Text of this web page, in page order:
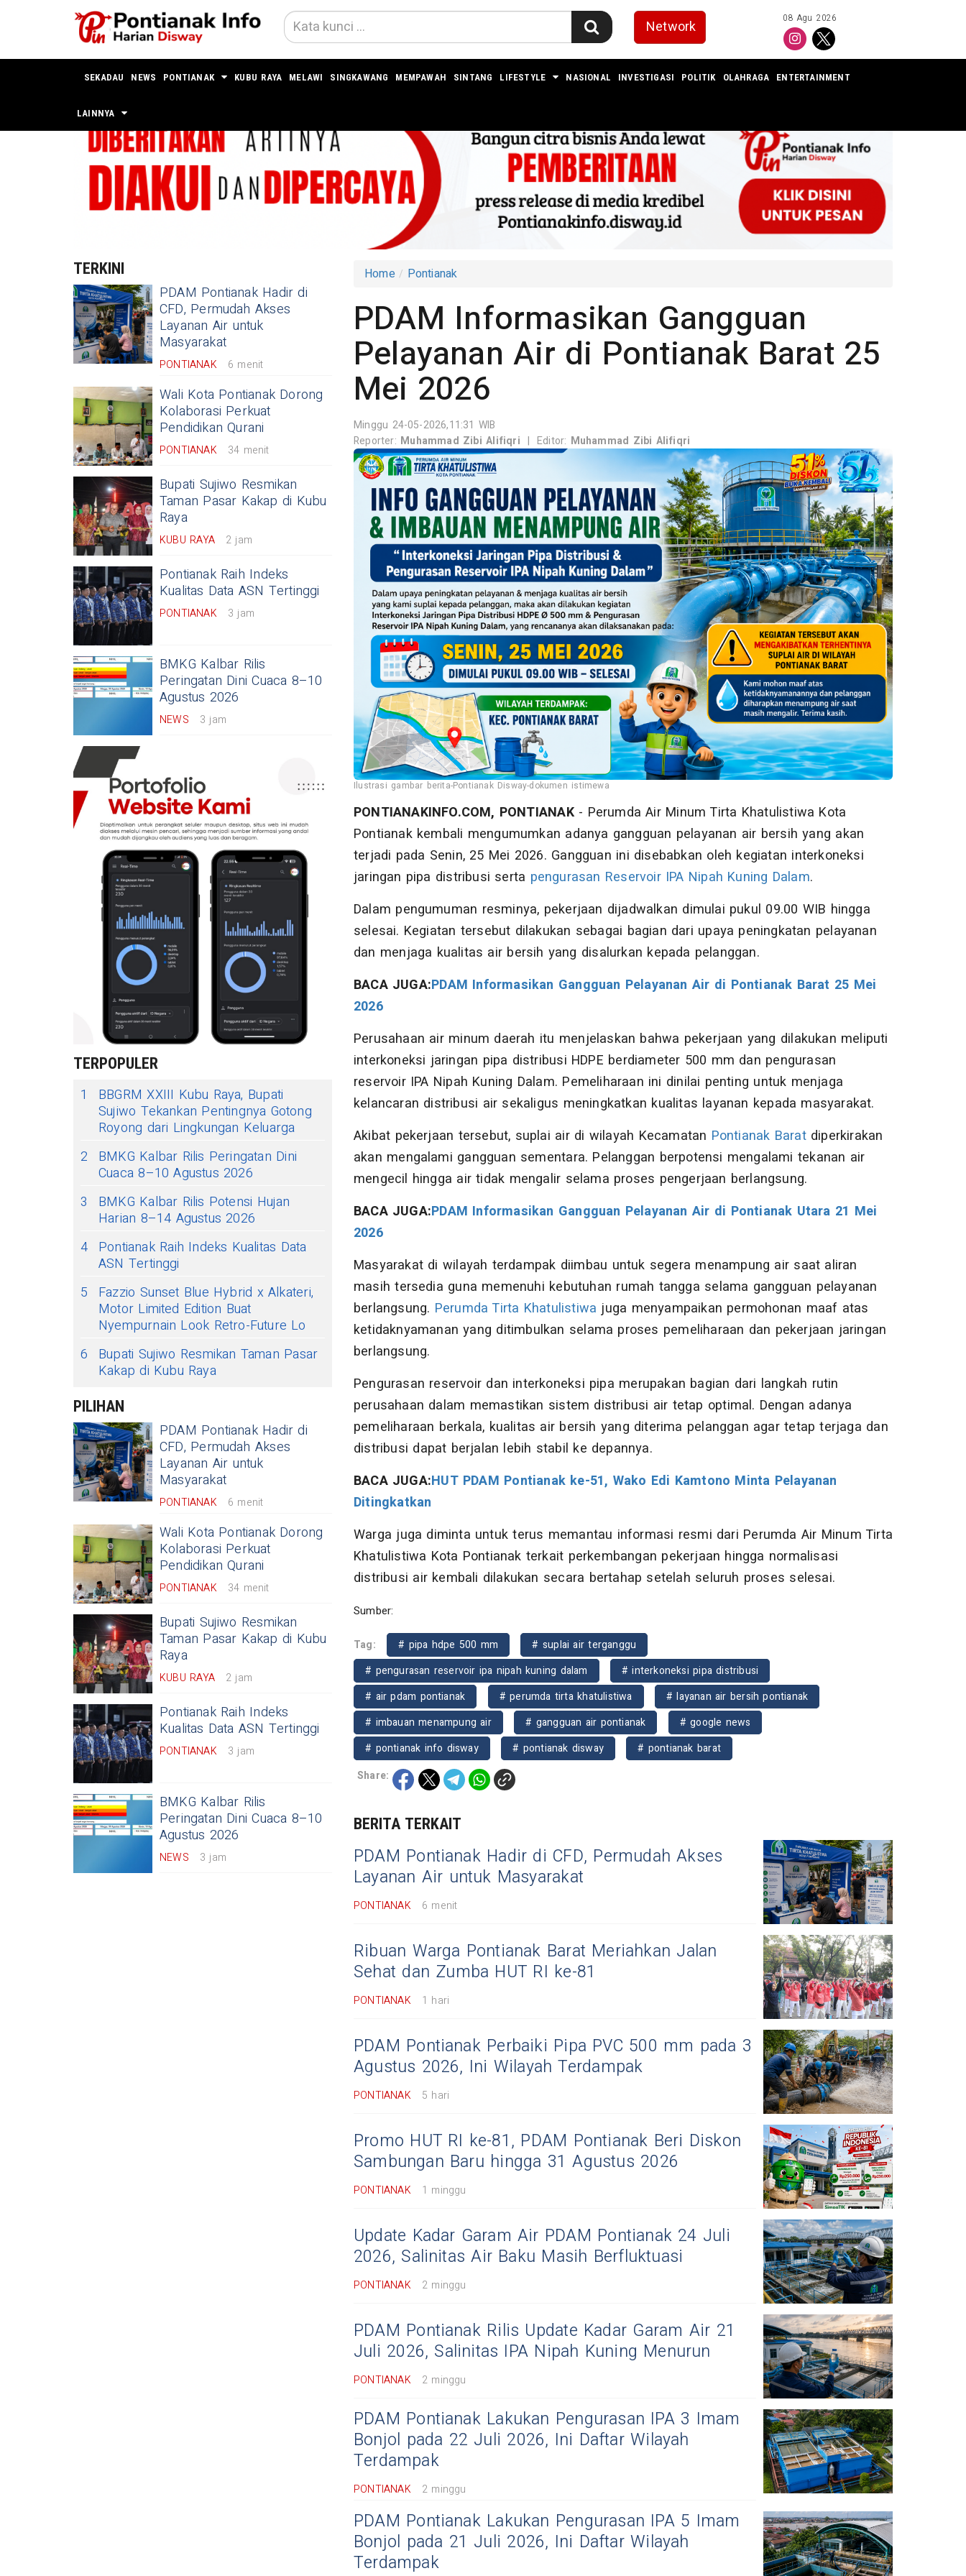
Network 08 Agu 2026
SEKADAU NEWS PONTIANAK KUBU RAYA MELAWI SINGKAWANG MEMPAWAH SINTANG LIFESTYLE NASIONAL INVESTIGASI POLITIK OLAHRAGA ENTERTAINMENT
LAINNYA
TERKINI
PDAM Pontianak Hadir di
CFD, Permudah Akses
Layanan Air untuk
Masyarakat
PONTIANAK 6 menit
Wali Kota Pontianak Dorong
Kolaborasi Perkuat
Pendidikan Qurani
PONTIANAK 34 menit
Bupati Sujiwo Resmikan
Taman Pasar Kakap di Kubu
Raya
KUBU RAYA 2 jam
Pontianak Raih Indeks
Kualitas Data ASN Tertinggi
PONTIANAK 3 jam
BMKG Kalbar Rilis
Peringatan Dini Cuaca 8–10
Agustus 2026
NEWS 3 jam
TERPOPULER
1
BBGRM XXIII Kubu Raya, Bupati
Sujiwo Tekankan Pentingnya Gotong
Royong dari Lingkungan Keluarga
2
BMKG Kalbar Rilis Peringatan Dini
Cuaca 8–10 Agustus 2026
3
BMKG Kalbar Rilis Potensi Hujan
Harian 8–14 Agustus 2026
4 Pontianak Raih Indeks Kualitas Data
ASN Tertinggi
5
Fazzio Sunset Blue Hybrid x Alkateri,
Motor Limited Edition Buat
Nyempurnain Look Retro-Future Lo
6
Bupati Sujiwo Resmikan Taman Pasar
Kakap di Kubu Raya
PILIHAN
PDAM Pontianak Hadir di
CFD, Permudah Akses
Layanan Air untuk
Masyarakat
PONTIANAK 6 menit
Wali Kota Pontianak Dorong
Kolaborasi Perkuat
Pendidikan Qurani
PONTIANAK 34 menit
Bupati Sujiwo Resmikan
Taman Pasar Kakap di Kubu
Raya
KUBU RAYA 2 jam
Pontianak Raih Indeks
Kualitas Data ASN Tertinggi
PONTIANAK 3 jam
BMKG Kalbar Rilis
Peringatan Dini Cuaca 8–10
Agustus 2026
NEWS 3 jam
Home Pontianak
PDAM Informasikan Gangguan
Pelayanan Air di Pontianak Barat 25
Mei 2026
Minggu 24-05-2026,11:31 WIB
Reporter: Muhammad Zibi Alifiqri | Editor: Muhammad Zibi Alifiqri
Ilustrasi gambar berita-Pontianak Disway-dokumen istimewa
PONTIANAKINFO.COM, PONTIANAK- Perumda Air Minum Tirta Khatulistiwa Kota
Pontianak kembali mengumumkan adanya gangguan pelayanan air bersih yang akan
terjadi pada Senin, 25 Mei 2026. Gangguan ini disebabkan oleh kegiatan interkoneksi
jaringan pipa distribusi serta pengurasan Reservoir IPA Nipah Kuning Dalam.
Dalam pengumuman resminya, pekerjaan dijadwalkan dimulai pukul 09.00 WIB hingga
selesai. Kegiatan tersebut dilakukan sebagai bagian dari upaya peningkatan pelayanan
dan menjaga kualitas air bersih yang disalurkan kepada pelanggan.
BACA JUGA:PDAM Informasikan Gangguan Pelayanan Air di Pontianak Barat 25 Mei
2026
Perusahaan air minum daerah itu menjelaskan bahwa pekerjaan yang dilakukan meliputi
interkoneksi jaringan pipa distribusi HDPE berdiameter 500 mm dan pengurasan
reservoir IPA Nipah Kuning Dalam. Pemeliharaan ini dinilai penting untuk menjaga
kelancaran distribusi air sekaligus meningkatkan kualitas layanan kepada masyarakat.
Akibat pekerjaan tersebut, suplai air di wilayah Kecamatan Pontianak Baratdiperkirakan
akan mengalami gangguan sementara. Pelanggan berpotensi mengalami tekanan air
mengecil hingga air tidak mengalir selama proses pengerjaan berlangsung.
BACA JUGA:PDAM Informasikan Gangguan Pelayanan Air di Pontianak Utara 21 Mei
2026
Masyarakat di wilayah terdampak diimbau untuk segera menampung air saat aliran
masih tersedia guna memenuhi kebutuhan rumah tangga selama gangguan pelayanan
berlangsung. Perumda Tirta Khatulistiwa juga menyampaikan permohonan maaf atas
ketidaknyamanan yang ditimbulkan selama proses pemeliharaan dan pekerjaan jaringan
berlangsung.
Pengurasan reservoir dan interkoneksi pipa merupakan bagian dari langkah rutin
perusahaan dalam memastikan sistem distribusi air tetap optimal. Dengan adanya
pemeliharaan berkala, kualitas air bersih yang diterima pelanggan agar tetap terjaga dan
distribusi dapat berjalan lebih stabil ke depannya.
BACA JUGA:HUT PDAM Pontianak ke-51, Wako Edi Kamtono Minta Pelayanan
Ditingkatkan
Warga juga diminta untuk terus memantau informasi resmi dari Perumda Air Minum Tirta
Khatulistiwa Kota Pontianak terkait perkembangan pekerjaan hingga normalisasi
distribusi air kembali dilakukan secara bertahap setelah seluruh proses selesai.
Sumber:
Tag: # pipa hdpe 500 mm
# suplai air terganggu
# pengurasan reservoir ipa nipah kuning dalam
# interkoneksi pipa distribusi
# air pdam pontianak
# perumda tirta khatulistiwa
# layanan air bersih pontianak
# imbauan menampung air
# gangguan air pontianak
# google news
# pontianak info disway
# pontianak disway
# pontianak barat
Share:
BERITA TERKAIT
PDAM Pontianak Hadir di CFD, Permudah Akses
Layanan Air untuk Masyarakat
PONTIANAK 6 menit
Ribuan Warga Pontianak Barat Meriahkan Jalan
Sehat dan Zumba HUT RI ke-81
PONTIANAK 1 hari
PDAM Pontianak Perbaiki Pipa PVC 500 mm pada 3
Agustus 2026, Ini Wilayah Terdampak
PONTIANAK 5 hari
Promo HUT RI ke-81, PDAM Pontianak Beri Diskon
Sambungan Baru hingga 31 Agustus 2026
PONTIANAK 1 minggu
Update Kadar Garam Air PDAM Pontianak 24 Juli
2026, Salinitas Air Baku Masih Berfluktuasi
PONTIANAK 2 minggu
PDAM Pontianak Rilis Update Kadar Garam Air 21
Juli 2026, Salinitas IPA Nipah Kuning Menurun
PONTIANAK 2 minggu
PDAM Pontianak Lakukan Pengurasan IPA 3 Imam
Bonjol pada 22 Juli 2026, Ini Daftar Wilayah
Terdampak
PONTIANAK 2 minggu
PDAM Pontianak Lakukan Pengurasan IPA 5 Imam
Bonjol pada 21 Juli 2026, Ini Daftar Wilayah
Terdampak